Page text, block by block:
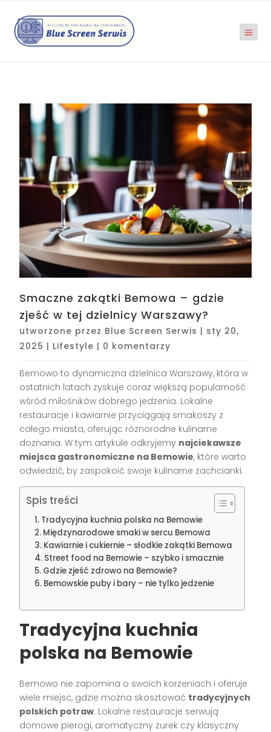
Smaczne zakątki Bemowa – gdzie
zjeść w tej dzielnicy Warszawy?
utworzone przez Blue Screen Serwis | sty 20,
2025 | Lifestyle | 0 komentarzy
Bemowo to dynamiczna dzielnica Warszawy, która w
ostatnich latach zyskuje coraz większą popularność
wśród miłośników dobrego jedzenia. Lokalne
restauracje i kawiarnie przyciągają smakoszy z
całego miasta, oferując różnorodne kulinarne
doznania. W tym artykule odkryjemy najciekawsze
miejsca gastronomiczne na Bemowie, które warto
odwiedzić, by zaspokoić swoje kulinarne zachcianki.
Spis treści
Tradycyjna kuchnia polska na Bemowie
Międzynarodowe smaki w sercu Bemowa
Kawiarnie i cukiernie – słodkie zakątki Bemowa
Street food na Bemowie – szybko i smacznie
Gdzie zjeść zdrowo na Bemowie?
Bemowskie puby i bary – nie tylko jedzenie
Tradycyjna kuchnia
polska na Bemowie
Bemowo nie zapomina o swoich korzeniach i oferuje
wiele miejsc, gdzie można skosztować tradycyjnych
polskich potraw. Lokalne restauracje serwują
domowe pierogi, aromatyczny żurek czy klasyczny